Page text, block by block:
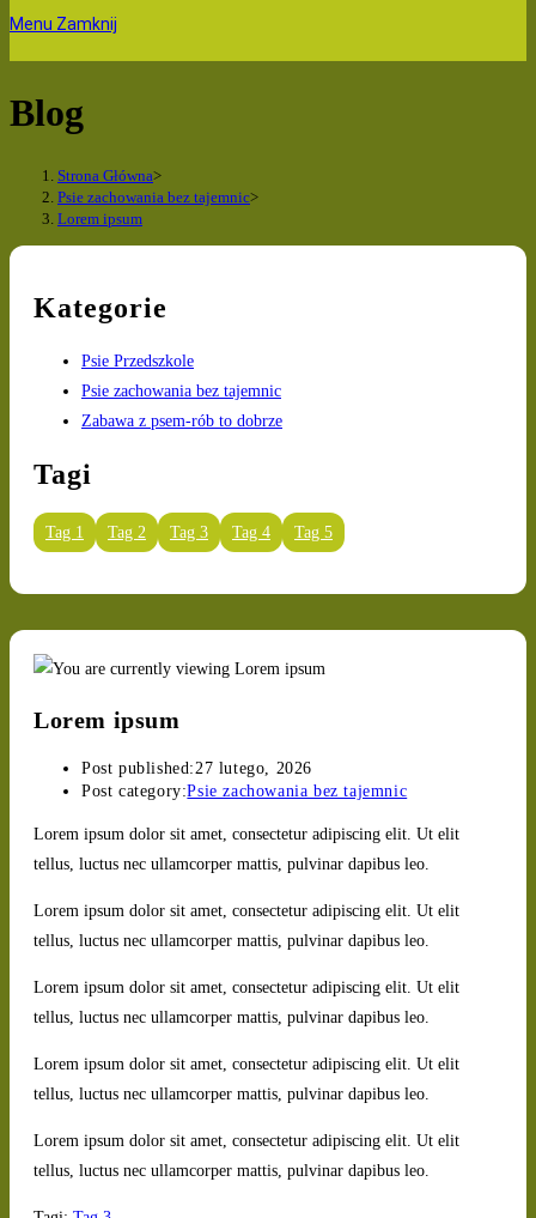
Menu Zamknij
Blog
Strona Główna>
Psie zachowania bez tajemnic>
Lorem ipsum
Kategorie
Psie Przedszkole
Psie zachowania bez tajemnic
Zabawa z psem-rób to dobrze
Tagi
Tag 1 Tag 2 Tag 3 Tag 4 Tag 5
Lorem ipsum
Post published: 27 lutego, 2026
Post category:Psie zachowania bez tajemnic
Lorem ipsum dolor sit amet, consectetur adipiscing elit. Ut elit
tellus, luctus nec ullamcorper mattis, pulvinar dapibus leo.
Lorem ipsum dolor sit amet, consectetur adipiscing elit. Ut elit
tellus, luctus nec ullamcorper mattis, pulvinar dapibus leo.
Lorem ipsum dolor sit amet, consectetur adipiscing elit. Ut elit
tellus, luctus nec ullamcorper mattis, pulvinar dapibus leo.
Lorem ipsum dolor sit amet, consectetur adipiscing elit. Ut elit
tellus, luctus nec ullamcorper mattis, pulvinar dapibus leo.
Lorem ipsum dolor sit amet, consectetur adipiscing elit. Ut elit
tellus, luctus nec ullamcorper mattis, pulvinar dapibus leo.